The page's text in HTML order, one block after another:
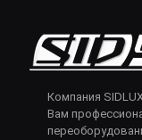
Компания
Вам